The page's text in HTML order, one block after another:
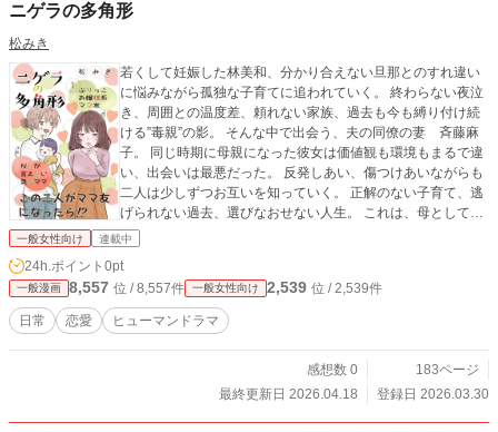
ニゲラの多角形
松みき
若くして妊娠した林美和、分かり合えない旦那とのすれ違い
に悩みながら孤独な子育てに追われていく。 終わらない夜泣
き、周囲との温度差、頼れない家族、過去も今も縛り付け続
ける”毒親”の影。 そんな中で出会う、夫の同僚の妻 斉藤麻
子。 同じ時期に母親になった彼女は価値観も環境もまるで違
い、出会いは最悪だった。 反発しあい、傷つけあいながらも
二人は少しずつお互いを知っていく。 正解のない子育て、逃
げられない過去、選びなおせない人生。 これは、母として、
一人として それぞれが違う道を行きながら、それでも確かに
一般女性向け 連載中
24h.ポイント 0pt
一般漫画 8,557 位 / 8,557件 一般女性向け 2,539 位 / 2,539件
日常 恋愛 ヒューマンドラマ
感想数 0
183ページ
最終更新日 2026.04.18
登録日 2026.03.30